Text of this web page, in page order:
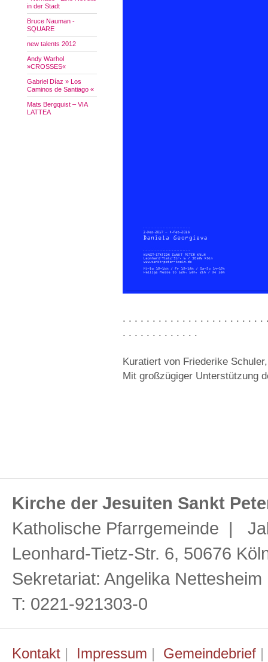
in der Stadt
Bruce Nauman -
SQUARE
new talents 2012
Andy Warhol
»CROSSES«
Gabriel Díaz » Los
Caminos de Santiago «
Mats Bergquist – VIA
LATTEA
. . . . . . . . . . . . . . . . . . . . . . .
. . . . . . . . . . . . .
Kuratiert von Friederike
Mit großzügiger Unterstützung
Kirche der Jesuiten Sankt
Katholische Pfarrgemeinde |
Leonhard-Tietz-Str. 6, 50676
Sekretariat: Angelika
T: 0221-921303-0
Kontakt | Impressum | Gemeindebrief